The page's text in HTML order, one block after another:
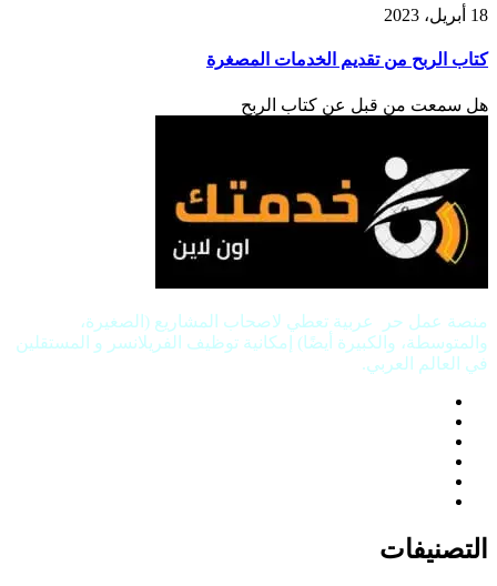
18 أبريل، 2023
كتاب الربح من تقديم الخدمات المصغرة
هل سمعت من قبل عن كتاب الربح
منصة عمل حر عربية تعطي لاصحاب المشاريع (الصغيرة،
والمتوسطة، والكبيرة أيضًا) إمكانية توظيف الفريلانسر و المستقلين
في العالم العربي.
التصنيفات